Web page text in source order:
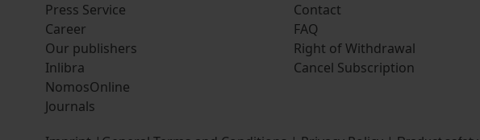
Press Service
Career
Our publishers
Inlibra
NomosOnline
Journals
Contact
FAQ
Right of Withdrawal
Cancel Subscription